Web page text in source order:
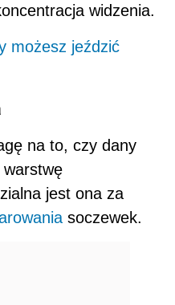
widzenia.
możesz jeździć
na to, czy dany
warstwę
jest ona za
soczewek.